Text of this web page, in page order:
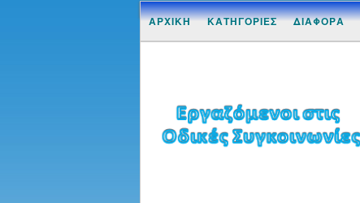
ΑΡΧΙΚΗ ΚΑΤΗΓΟΡΙΕΣ ΔΙΑΦΟΡΑ